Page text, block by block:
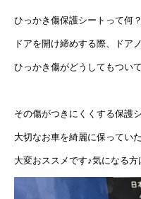
ひっかき傷保護シートって何
ドアを開け締めする際、ドア
ひっかき傷がどうしてもつい
その傷がつきにくくする保護
大切なお車を綺麗に保ってい
大変おススメです♪気になる